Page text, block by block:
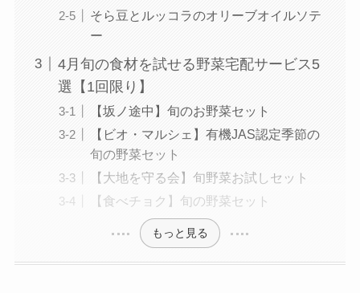
そら豆とルッコラのオリーブオイルソテ
ー
4月旬の食材を試せる野菜宅配サービス5
選【1回限り】
【坂ノ途中】旬のお野菜セット
【ビオ・マルシェ】有機JAS認定季節の
旬の野菜セット
【大地を守る会】旬野菜お試しセット
【食べチョク】旬の野菜セット
もっと見る